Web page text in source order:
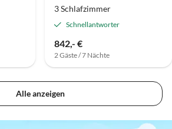
3 Schlafzimmer
Schnellantworter
842,- €
2 Gäste / 7 Nächte
Alle anzeigen